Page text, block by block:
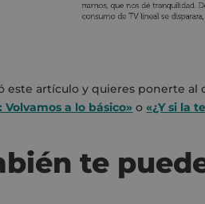
este artículo y quieres ponerte
Volvamos a lo básico» o«¿Y si la
te